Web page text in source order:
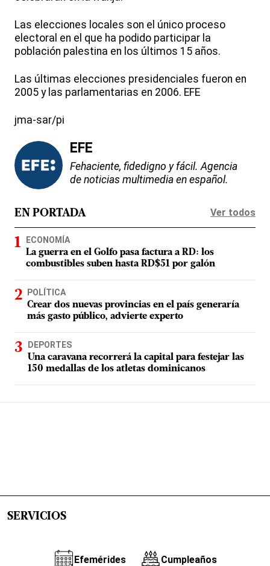
Las elecciones locales son el único proceso
electoral en el que ha podido participar la
población palestina en los últimos 15 años.
Las últimas elecciones presidenciales fueron en
2005 y las parlamentarias en 2006. EFE
jma-sar/pi
EFE
Fehaciente, fidedigno y fácil. Agencia
de noticias multimedia en español.
EN PORTADA Ver todos
ECONOMÍA
La guerra en el Golfo pasa factura a RD: los
combustibles suben hasta RD$51 por galón
POLÍTICA
Crear dos nuevas provincias en el país generaría
más gasto público, advierte experto
DEPORTES
Una caravana recorrerá la capital para festejar las
150 medallas de los atletas dominicanos
SERVICIOS
Efemérides Cumpleaños